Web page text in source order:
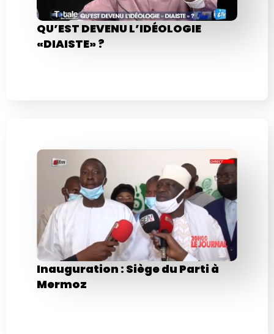
QU’EST DEVENU L’IDÉOLOGIE
«DIAISTE» ?
Inauguration : Siège du Parti à
Mermoz